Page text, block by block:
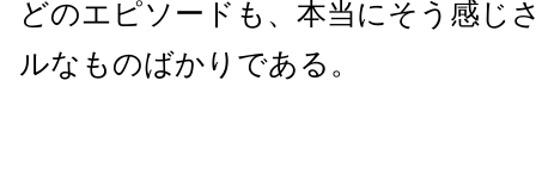
どのエピソードも、本当にそう感じ
ルなものばかりである。